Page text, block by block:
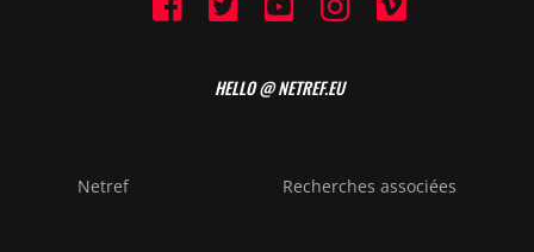
HELLO @ NETREF.EU
Netref Recherches associées